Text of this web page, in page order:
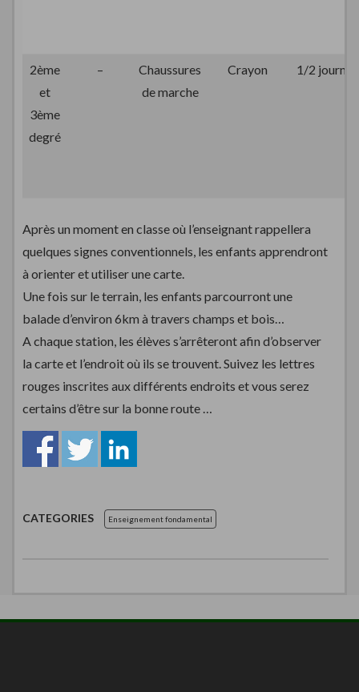
2ème
et
3ème
degré
–
Chaussures
de marche
Crayon 1/2 journée
Après un moment en classe où l’enseignant rappellera
quelques signes conventionnels, les enfants apprendront
à orienter et utiliser une carte.
Une fois sur le terrain, les enfants parcourront une
balade d’environ 6km à travers champs et bois…
A chaque station, les élèves s’arrêteront afin d’observer
la carte et l’endroit où ils se trouvent. Suivez les lettres
rouges inscrites aux différents endroits et vous serez
certains d’être sur la bonne route …
CATEGORIES Enseignement fondamental